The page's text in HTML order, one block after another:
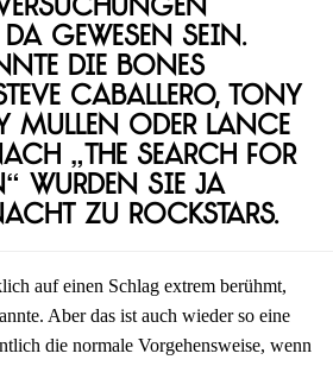
Versuchungen
gewesen sein.
die Bones
Caballero, Tony
Mullen oder Lance
„The Search for
wurden sie ja
zu Rockstars.
auf einen Schlag extrem berühmt,
Aber das ist auch wieder so eine
die normale Vorgehensweise, wenn